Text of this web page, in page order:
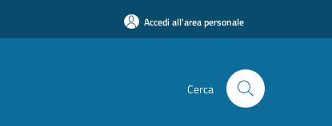
Accedi all'area personale
Cerca